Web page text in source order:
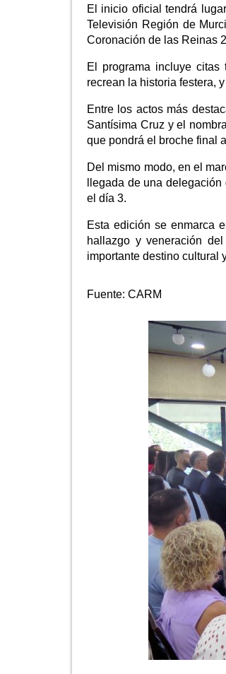
El inicio oficial tendrá
Televisión Región de
Coronación de las Reinas
El programa incluye
recrean la historia festera,
Entre los actos más
Santísima Cruz y el
que pondrá el broche final
Del mismo modo, en el
llegada de una
el día 3.
Esta edición se enmarca
hallazgo y veneración
importante destino cultural
Fuente: CARM